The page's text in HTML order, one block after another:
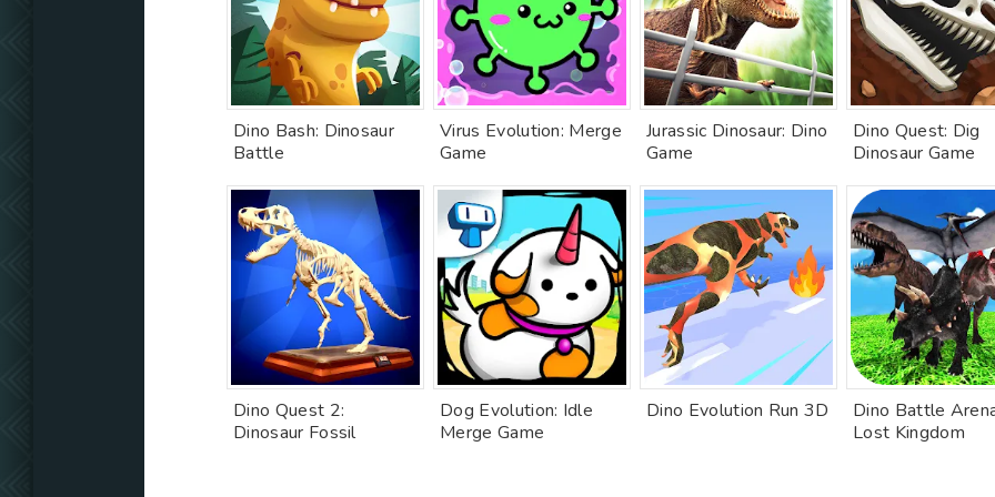
Dino Bash: Dinosaur
Battle
Virus Evolution: Merge
Game
Jurassic Dinosaur: Dino
Game
Dino Quest: Dig
Dinosaur Game
Dino Quest 2:
Dinosaur Fossil
Dog Evolution: Idle
Merge Game
Dino Evolution Run 3D
Dino Battle
Lost Kingdom